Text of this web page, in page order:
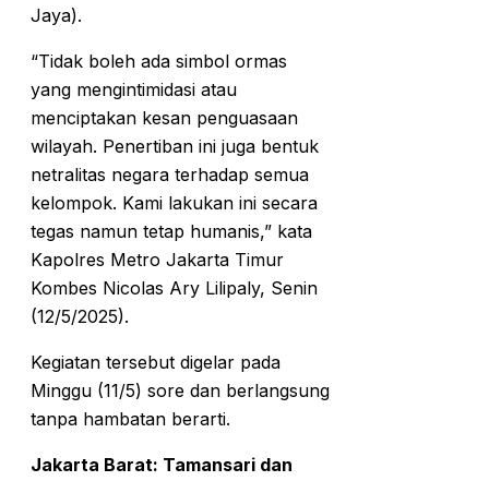
Jaya).
“Tidak boleh ada simbol ormas
yang mengintimidasi atau
menciptakan kesan penguasaan
wilayah. Penertiban ini juga bentuk
netralitas negara terhadap semua
kelompok. Kami lakukan ini secara
tegas namun tetap humanis,” kata
Kapolres Metro Jakarta Timur
Kombes Nicolas Ary Lilipaly, Senin
(12/5/2025).
Kegiatan tersebut digelar pada
Minggu (11/5) sore dan berlangsung
tanpa hambatan berarti.
Jakarta Barat: Tamansari dan